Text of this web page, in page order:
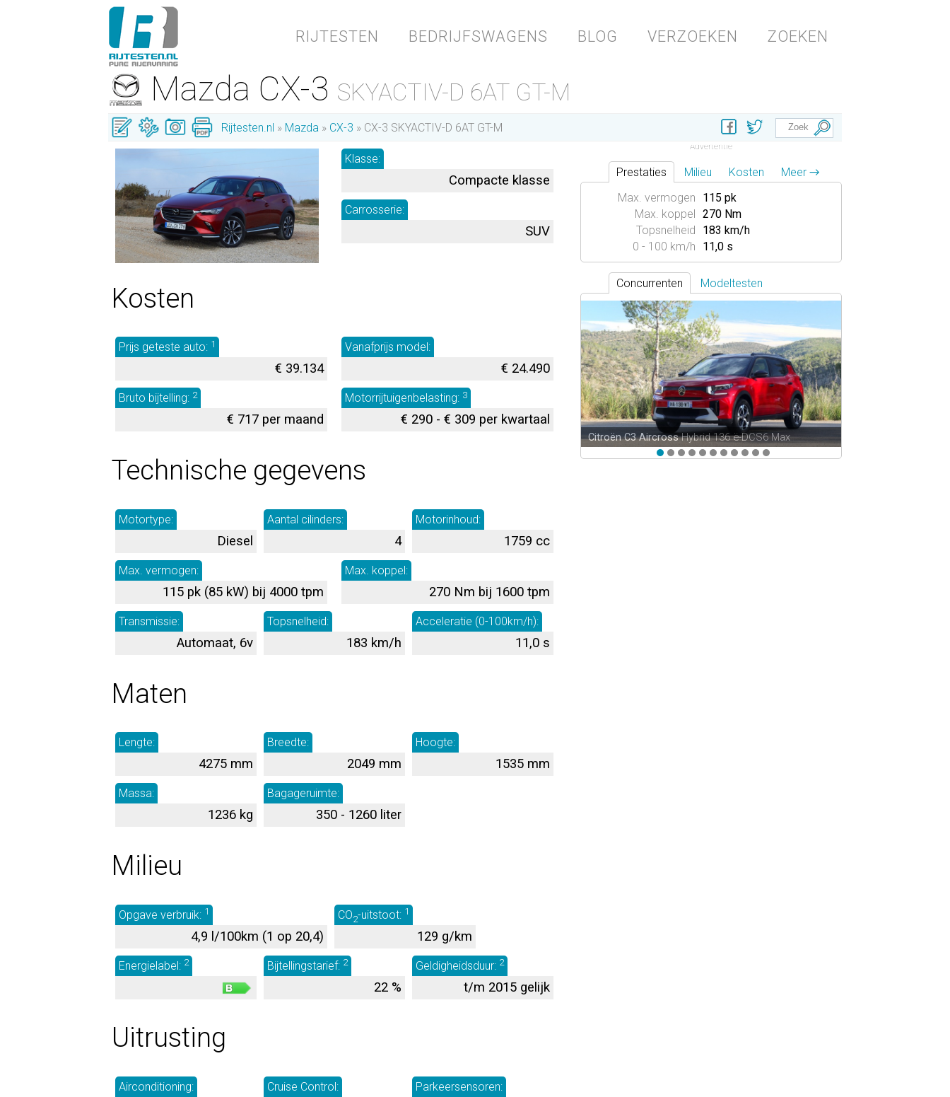
RIJTESTEN BEDRIJFSWAGENS BLOG VERZOEKEN ZOEKEN
Mazda CX-3 SKYACTIV-D 6AT GT-M
Rijtesten.nl Mazda CX-3 CX-3 SKYACTIV-D 6AT GT-M
Klasse:
Compacte klasse
Carrosserie:
SUV
Kosten
Prijs geteste auto: 1
€ 39.134
Vanafprijs model:
€ 24.490
Bruto bijtelling: 2
€ 717 per maand
Motorrijtuigenbelasting: 3
€ 290 - € 309 per kwartaal
Technische gegevens
Motortype:
Diesel
Aantal cilinders:
4
Motorinhoud:
1759 cc
Max. vermogen:
115 pk (85 kW) bij 4000 tpm
Max. koppel:
270 Nm bij 1600 tpm
Transmissie:
Automaat, 6v
Topsnelheid:
183 km/h
Acceleratie (0-100km/h):
11,0 s
Maten
Lengte:
4275 mm
Breedte:
2049 mm
Hoogte:
1535 mm
Massa:
1236 kg
Bagageruimte:
350 - 1260 liter
Milieu
Opgave verbruik: 1
4,9 l/100km (1 op 20,4)
CO2-uitstoot: 1
129 g/km
Energielabel: 2 Bijtellingstarief: 2
22 %
Geldigheidsduur: 2
t/m 2015 gelijk
Uitrusting
Airconditioning: Cruise Control: Parkeersensoren:
Prestaties Milieu Kosten
Meer →
Max. vermogen
115 pk
Max. koppel 270 Nm
Topsnelheid
183 km/h
0 - 100 km/h
11,0 s
Concurrenten Modeltesten
Citroën C3 AircrossHybrid 136 ë-DCS6 Max